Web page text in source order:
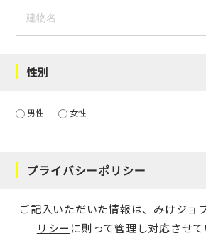
性別
男性 女性
プライバシーポリシー
ご記入いただいた情報は、みけジョ
リシー に則って管理し対応させて